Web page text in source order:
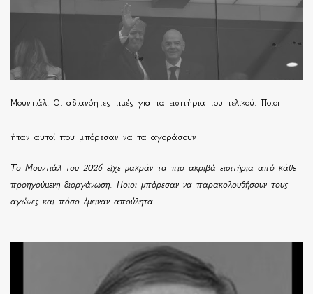
Μουντιάλ: Οι αδιανόητες τιμές για τα εισιτήρια του τελικού. Ποιοι
ήταν αυτοί που μπόρεσαν να τα αγοράσουν
Το Μουντιάλ του 2026 είχε μακράν τα πιο ακριβά εισιτήρια από κάθε
προηγούμενη διοργάνωση. Ποιοι μπόρεσαν να παρακολουθήσουν τους
αγώνες και πόσο έμειναν απούλητα